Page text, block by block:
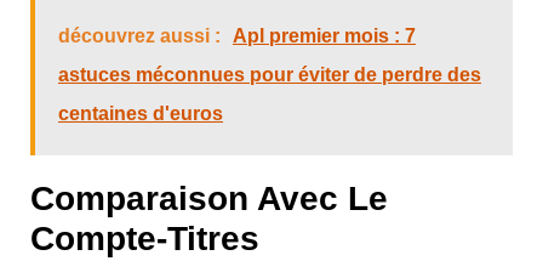
découvrez aussi :
Apl premier mois : 7
astuces méconnues pour éviter de perdre des
centaines d'euros
Comparaison Avec Le
Compte-Titres